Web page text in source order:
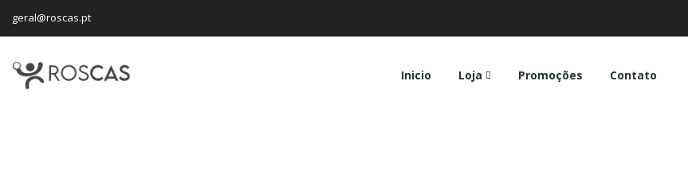
geral@roscas.pt
Inicio Loja Promoções Contato